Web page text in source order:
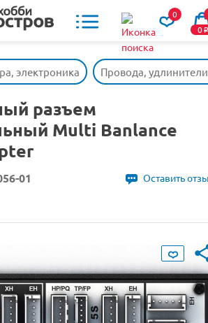
0
0o
электроника Провода,
разъем
Multi Banlance
01
Оставить